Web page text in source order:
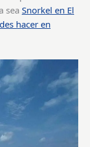
sea Snorkel en El
hacer en